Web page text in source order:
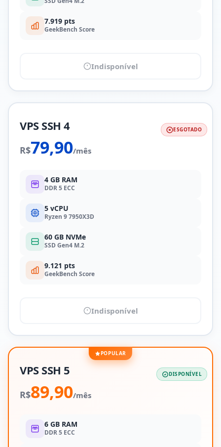
7.919 pts
GeekBench Score
Indisponível
ESGOTADO
VPS SSH 4
R$79,90/mês
4 GB RAM
DDR 5 ECC
5 vCPU
Ryzen 9 7950X3D
60 GB NVMe
SSD Gen4 M.2
9.121 pts
GeekBench Score
Indisponível
POPULAR
DISPONÍVEL
VPS SSH 5
R$89,90/mês
6 GB RAM
DDR 5 ECC